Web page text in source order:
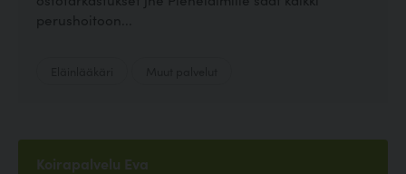
perushoitoon...
Koirapalvelu Eva